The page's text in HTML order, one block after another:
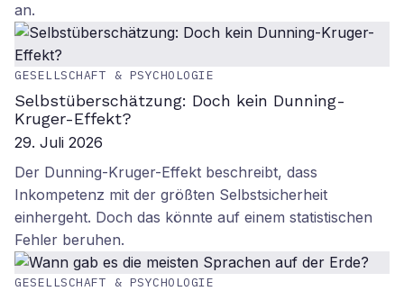
an.
GESELLSCHAFT & PSYCHOLOGIE
Selbstüberschätzung: Doch kein Dunning-
Kruger-Effekt?
29. Juli 2026
Der Dunning-Kruger-Effekt beschreibt, dass
Inkompetenz mit der größten Selbstsicherheit
einhergeht. Doch das könnte auf einem statistischen
Fehler beruhen.
GESELLSCHAFT & PSYCHOLOGIE